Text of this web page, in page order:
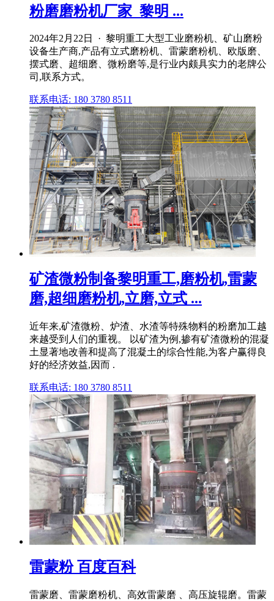
粉磨磨粉机厂家_黎明 ...
2024年2月22日 · 黎明重工大型工业磨粉机、矿山磨粉
设备生产商,产品有立式磨粉机、雷蒙磨粉机、欧版磨、
摆式磨、超细磨、微粉磨等,是行业内颇具实力的老牌公
司,联系方式。
联系电话: 180 3780 8511
矿渣微粉制备黎明重工,磨粉机,雷蒙
磨,超细磨粉机,立磨,立式 ...
近年来,矿渣微粉、炉渣、水渣等特殊物料的粉磨加工越
来越受到人们的重视。 以矿渣为例,掺有矿渣微粉的混凝
土显著地改善和提高了混凝土的综合性能,为客户赢得良
好的经济效益,因而 .
联系电话: 180 3780 8511
雷蒙粉 百度百科
雷蒙磨、雷蒙磨粉机、高效雷蒙磨 、高压旋辊磨。雷蒙